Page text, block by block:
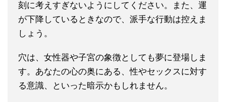
刻に考えすぎないようにしてください。また、運
が下降しているときなので、派手な行動は控えま
しょう。
穴は、女性器や子宮の象徴としても夢に登場しま
す。あなたの心の奥にある、性やセックスに対す
る意識、といった暗示かもしれません。